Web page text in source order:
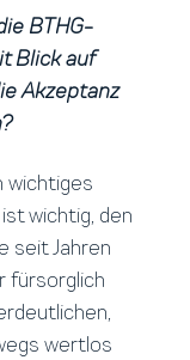
BTHG-
Blick auf
Akzeptanz
wichtiges
wichtig, den
seit Jahren
fürsorglich
wertlos